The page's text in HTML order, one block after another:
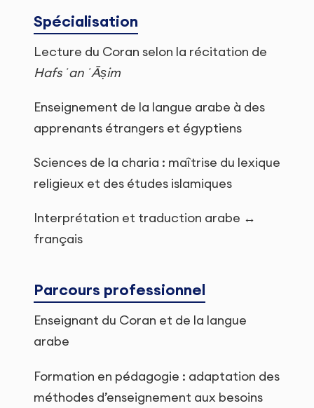
Spécialisation
Lecture du Coran selon la récitation de
Hafs ʿan ʿĀṣim
Enseignement de la langue arabe à des
apprenants étrangers et égyptiens
Sciences de la charia : maîtrise du lexique
religieux et des études islamiques
Interprétation et traduction arabe ↔
français
Parcours professionnel
Enseignant du Coran et de la langue
arabe
Formation en pédagogie : adaptation des
méthodes d’enseignement aux besoins